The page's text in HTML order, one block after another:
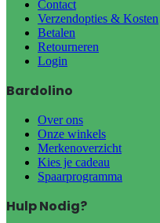
Contact
Verzendopties & Kosten
Betalen
Retourneren
Login
Bardolino
Over ons
Onze winkels
Merkenoverzicht
Kies je cadeau
Spaarprogramma
Hulp Nodig?